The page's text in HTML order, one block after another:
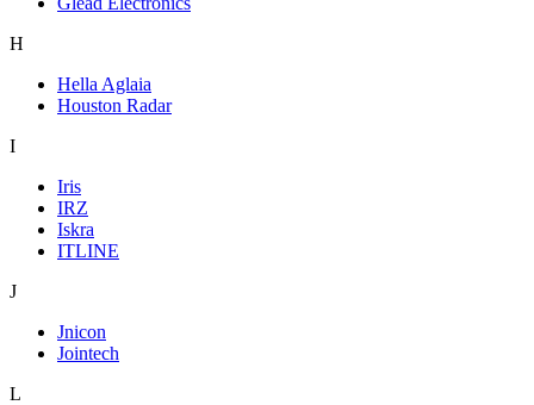
H
Hella Aglaia
Houston Radar
I
Iris
IRZ
Iskra
ITLINE
J
Jnicon
Jointech
L